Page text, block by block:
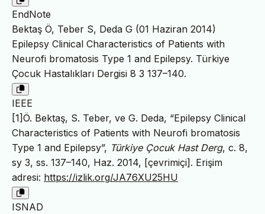
EndNote
Bektaş Ö, Teber S, Deda G (01 Haziran 2014)
Epilepsy Clinical Characteristics of Patients with
Neurofi bromatosis Type 1 and Epilepsy. Türkiye
Çocuk Hastalıkları Dergisi 8 3 137–140.
IEEE
[1]Ö. Bektaş, S. Teber, ve G. Deda, “Epilepsy Clinical
Characteristics of Patients with Neurofi bromatosis
Type 1 and Epilepsy”, Türkiye Çocuk Hast Derg, c. 8,
sy 3, ss. 137–140, Haz. 2014, [çevrimiçi]. Erişim
adresi: https://izlik.org/JA76XU25HU
ISNAD